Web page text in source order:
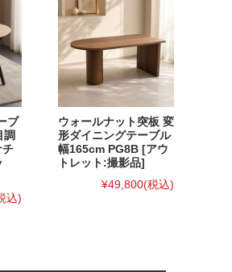
ブ
調
チ
込)
ウォールナット突板 変
形ダイニングテーブル
幅165cm PG8B [アウ
トレット:撮影品]
¥49,800(税込)